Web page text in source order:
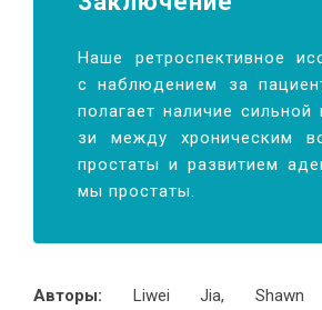
На­ше ре­тро­спек­тив­ное
с на­блю­де­ни­ем за
по­ла­га­ет на­ли­чие
зи меж­ду хро­ни­че­ским
про­ста­ты и раз­ви­ти­ем
мы про­статы.
Авторы: Liwei Jia, Shawn